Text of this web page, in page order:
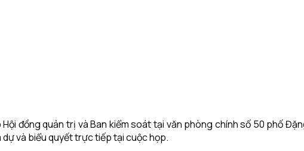
đồng quản trị và Ban kiểm soát tại văn phòng chính số 50 phố
và biểu quyết trực tiếp tại cuộc họp.